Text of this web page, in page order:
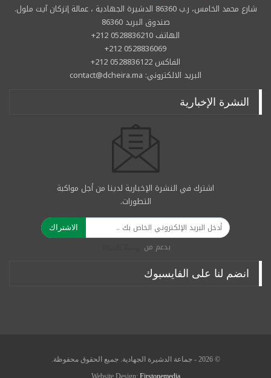
شارع محمد الخامس، ر.ب 86360 الدشيرة الجهادية ، عمالة إنزكان آيت ملول.
صندوق البريد 86360
الهاتف 0528836210 212+
0528836069 212+
الفاكس 0528836122 212+
البريد الالكتروني: contact@dcheira.ma
النشرة الإخبارية
اشترك في النشرة الإخبارية لدينا من أجل مواكبة
التطورات.
الاشتراك
بدعم من
انضم لنا على الفايسبوك
© 2026 - جماعة الدشيرة الجهادية. جميع الحقوق محفوظة.
Website Design: Firstonemedia